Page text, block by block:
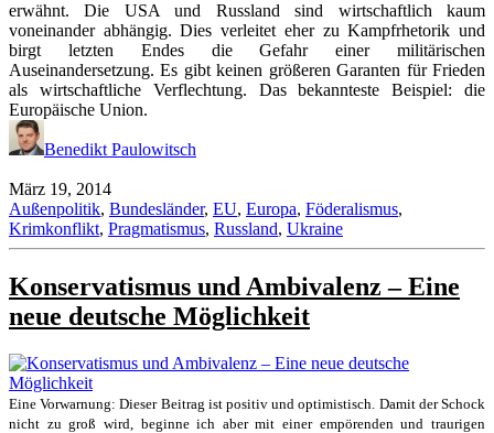
erwähnt. Die USA und Russland sind wirtschaftlich kaum
voneinander abhängig. Dies verleitet eher zu Kampfrhetorik und
birgt letzten Endes die Gefahr einer militärischen
Auseinandersetzung. Es gibt keinen größeren Garanten für Frieden
als wirtschaftliche Verflechtung. Das bekannteste Beispiel: die
Europäische Union.
Benedikt Paulowitsch
März 19, 2014
Außenpolitik, Bundesländer, EU, Europa, Föderalismus,
Krimkonflikt, Pragmatismus, Russland, Ukraine
Konservatismus und Ambivalenz – Eine
neue deutsche Möglichkeit
Eine Vorwarnung: Dieser Beitrag ist positiv und optimistisch. Damit der Schock
nicht zu groß wird, beginne ich aber mit einer empörenden und traurigen